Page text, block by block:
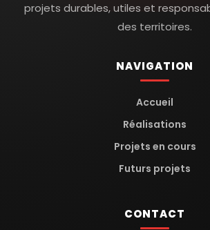
projets durables, utiles et
des territoires.
NAVIGATION
Accueil
Réalisations
Projets en cours
Futurs projets
CONTACT